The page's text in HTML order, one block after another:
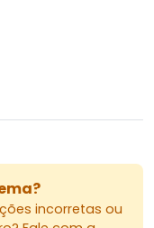
incorretas ou